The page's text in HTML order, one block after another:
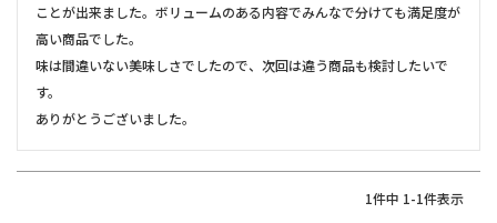
ことが出来ました。ボリュームのある内容でみんなで分けても満足度が
高い商品でした。
味は間違いない美味しさでしたので、次回は違う商品も検討したいで
す。
ありがとうございました。
1件中 1-1件表示